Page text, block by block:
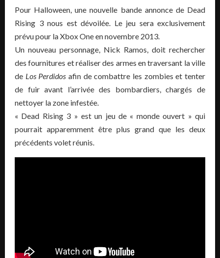
Pour Halloween, une nouvelle bande annonce de Dead
Rising 3 nous est dévoilée. Le jeu sera exclusivement
prévu pour la Xbox One en novembre 2013.
Un nouveau personnage, Nick Ramos, doit rechercher
des fournitures et réaliser des armes en traversant la ville
de Los Perdidos afin de combattre les zombies et tenter
de fuir avant l’arrivée des bombardiers, chargés de
nettoyer la zone infestée.
« Dead Rising 3 » est un jeu de « monde ouvert » qui
pourrait apparemment être plus grand que les deux
précédents volet réunis.